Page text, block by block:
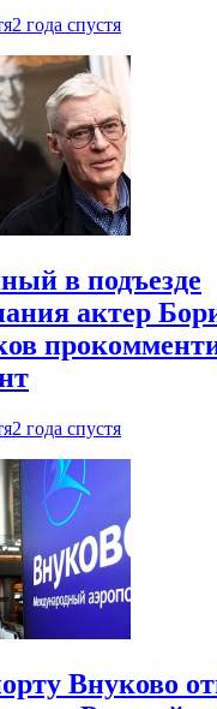
2 года спустя
в подъезде
актер
2 года спустя
Внуково